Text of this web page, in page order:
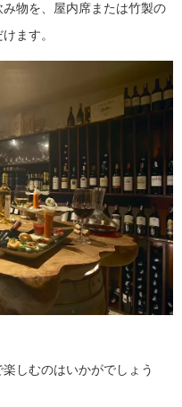
物を、屋内席または竹製の
ます。
しむのはいかがでしょう